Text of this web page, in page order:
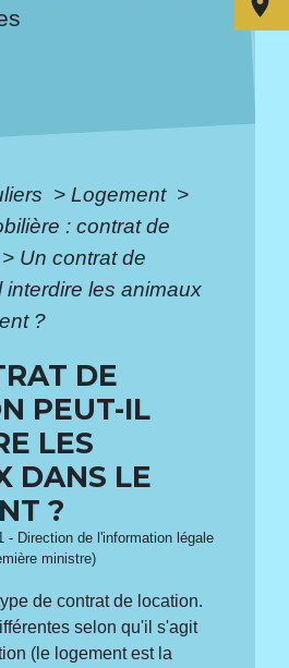
> Logement >
: contrat de
> Un contrat de
interdire les animaux
?
DE
PEUT-IL
LES
DANS LE
?
- Direction de l'information légale
ministre)
de contrat de location.
selon qu'il s'agit
(le logement est la